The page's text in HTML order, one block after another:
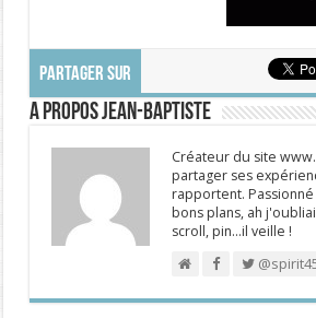
PARTAGER SUR
A propos Jean-Baptiste
Créateur du site
partager ses
rapportent.
bons plans, ah
scroll, pin…il veille !